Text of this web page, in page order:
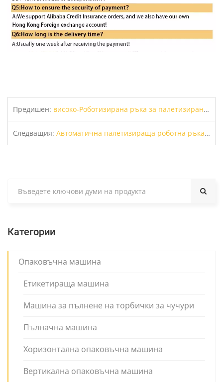
Предишен: високо-Роботизирана ръка за палетизиране на полезен товар за кашони, торби & Контейнери за насипни товари - ЮЛИ
Следващия: Автоматична палетизираща роботна ръка за кутии & Чанти
Категории
Опаковъчна машина
Етикетираща машина
Машина за пълнене на торбички за чучури
Пълначна машина
Хоризонтална опаковъчна машина
Вертикална опаковъчна машина